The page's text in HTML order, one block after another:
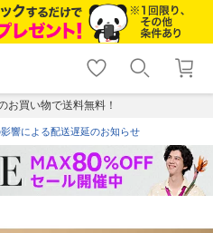
shopping_cart lock_outline
ログイン
お買い物で送料無料！
響による配送遅延のお知らせ